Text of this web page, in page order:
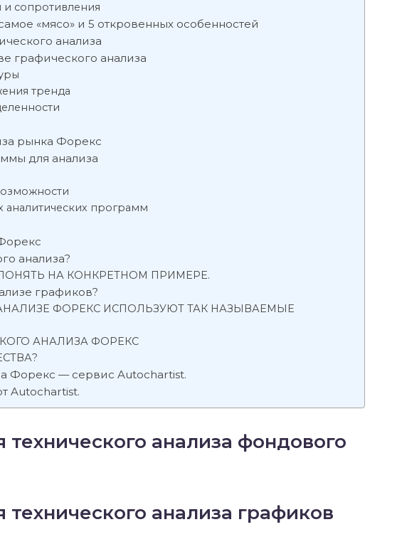
сопротивления
«мясо» и 5 откровенных особенностей
анализа
графического анализа
тренда
рынка Форекс
для анализа
аналитических программ
анализа?
НА КОНКРЕТНОМ ПРИМЕРЕ.
графиков?
ФОРЕКС ИСПОЛЬЗУЮТ ТАК НАЗЫВАЕМЫЕ
АНАЛИЗА ФОРЕКС
Форекс — сервис Autochartist.
Autochartist.
анализа фондового
анализа графиков